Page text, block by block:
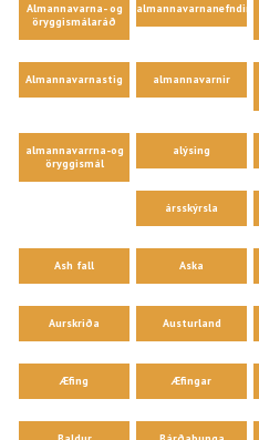
Almannavarna- og
öryggismálaráð
almannavarnanefndir
Almannavarnastig almannavarnir
almannavarrna-og
öryggismál
alýsing
ársskýrsla
Ash fall Aska
Aurskriða Austurland
Æfing Æfingar